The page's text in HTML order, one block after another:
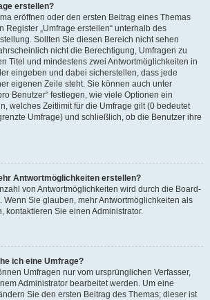
erstellen?
eröffnen oder den ersten Beitrag eines Themas
Register „Umfrage erstellen“ unterhalb des
Sollten Sie diesen Bereich nicht sehen
nicht die Berechtigung, Umfragen zu
Titel und mindestens zwei Antwortmöglichkeiten in
eingeben und dabei sicherstellen, dass jede
eigenen Zeile steht. Sie können auch unter
Benutzer“ festlegen, wie viele Optionen ein
welches Zeitlimit für die Umfrage gilt (0 bedeutet
Umfrage) und schließlich, ob die Benutzer ihre
Antwortmöglichkeiten erstellen?
von Antwortmöglichkeiten wird durch die Board-
Wenn Sie glauben, mehr Antwortmöglichkeiten als
kontaktieren Sie einen Administrator.
ich eine Umfrage?
Umfragen nur vom ursprünglichen Verfasser,
Administrator bearbeitet werden. Um eine
Sie den ersten Beitrag des Themas; dieser ist